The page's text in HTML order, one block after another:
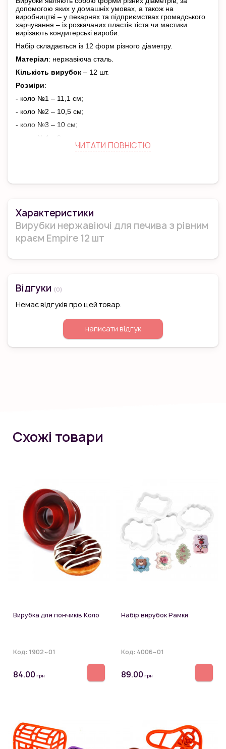
допомогою яких у домашніх умовах, а також на
виробництві – у пекарнях та підприємствах громадського
харчування – із розкачаних пластів тіста чи мастики
вирізають кондитерські вироби.
Набір складається із 12 форм різного діаметру.
Матеріал: нержавіюча сталь.
Кількість вирубок – 12 шт.
Розміри:
- коло №1 – 11,1 см;
- коло №2 – 10,5 см;
- коло №3 – 10 см;
- коло №5 – 8,5 см;ЧИТАТИ ПОВНIСТЮ
Характеристики
Вирубки нержавіючі для печива з рівним
краєм Empire 12 шт
Відгуки (0)
Немає відгуків про цей товар.
написати відгук
Схожі товари
Вирубка для пончиків Коло
Код: 1902~01
84.00 грн
Набір вирубок Рамки
Код: 4006~01
89.00 грн